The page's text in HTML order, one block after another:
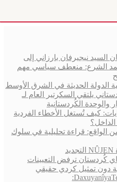
السيد نيجيرفان بارزاني إلى
الشرع: منعطف سياسي مهم
الدولة الحديثة في الشرق الأوسط
يلتقي السكرتير العام لـ
كيف تُستغل الأخطاء الفردية
الواقع: قراءة تحليلية في سلوك
كُردستان ترفض التعيينات
دون تمثيل كردي حقيقي